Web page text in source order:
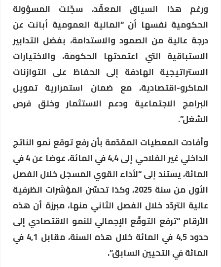
ورغم هذا السياق المعقّد، سجّلت المسؤولة
الحكومية نفسها أن “المالية العمومية أبانت عن
درجة عالية من الصمود والاستدامة، بفضل التدابير
الاستباقية التي اعتمدتها الحكومة، والاختيارات
الاستراتيجية الهادفة إلى الحفاظ على التوازنات
الماكرو-اقتصادية، مع ضمان استمرارية تمويل
البرامج الاجتماعية ودعم الاستثمار وخلق فرص
الشغل”.
وأفادت المعطيات المقدّمة بأن رفع توقع نمو الناتج
الداخلي غير الفلاحي إلى 4,4 في المائة، عوضا عن 4 في
المائة، يستند إلى “لأداء القوي المسجل خلال الفصل
الأول من سنة 2025، وكذا تحسّن المؤشرات الظرفية
عالية التردّد خلال الفصل الثاني منها، مبرزة أن هذه
الأرقام “ترفع التوقّع الإجمالي للنمو الاقتصادي إلى
حدود 4,5 في المائة خلال هذه السنة، مقابل 4,1 في
المائة في التحيين السابق”.